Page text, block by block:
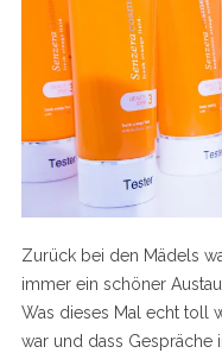
Zurück bei den Mädels
immer ein schöner
Was dieses Mal echt toll
war und dass Gespräche